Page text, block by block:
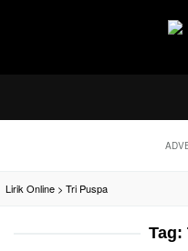
Lirik Online > Tri Puspa
Tag: